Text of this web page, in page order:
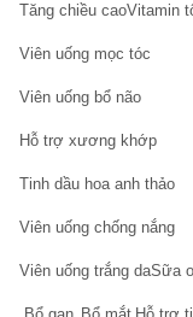
tuyến được
chuỗi cửa
TPCN, để mua
Phân loại thực
1. Thực phẩm
chất
ưu điểm: Thực
Cacbon, Oxi,
Tăng chiều caoVitamin
Viên uống mọc tóc
Viên uống bổ não
Hỗ trợ xương khớp
Tinh dầu hoa anh thảo
Viên uống chống nắng
Viên uống trắng daSữa